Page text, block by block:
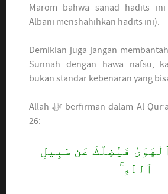
Marom bahwa sanad hadits
Albani menshahihkan hadits ini).
Demikian juga jangan
Sunnah dengan hawa nafsu,
bukan standar kebenaran yang
Allah ﷻ berfirman dalam Al-Qur’an Surat Shad ayat
26:
فَيُضِلَّكَ عَن سَبِيلِ
ٱللَّهِ ۚ